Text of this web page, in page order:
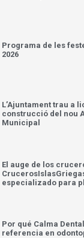
Programa de les
2026
L’Ajuntament trau a
construcció del nou
Municipal
El auge de los
especializado para
Por qué Calma
referencia en